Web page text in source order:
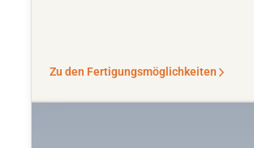
Zu den Fertigungsmöglichkeiten